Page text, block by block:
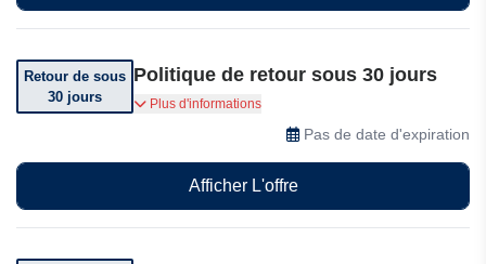
Retour de sous
30 jours
Politique de retour sous 30 jours
Vous pouvez retourner votre commande dans
les 30 jours suivant sa réception.
Plus d'informations
Pas de date d'expiration
Afficher L'offre